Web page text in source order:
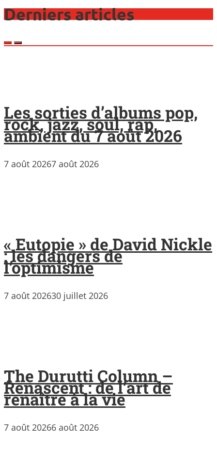
Derniers articles
Les sorties d’albums pop,
rock, jazz, soul, rap,
ambient du 7 août 2026
7 août 20267 août 2026
« Eutopie » de David Nickle
: les dangers de
l’optimisme
7 août 202630 juillet 2026
The Durutti Column –
Renascent : de l’art de
renaître à la vie
7 août 20266 août 2026